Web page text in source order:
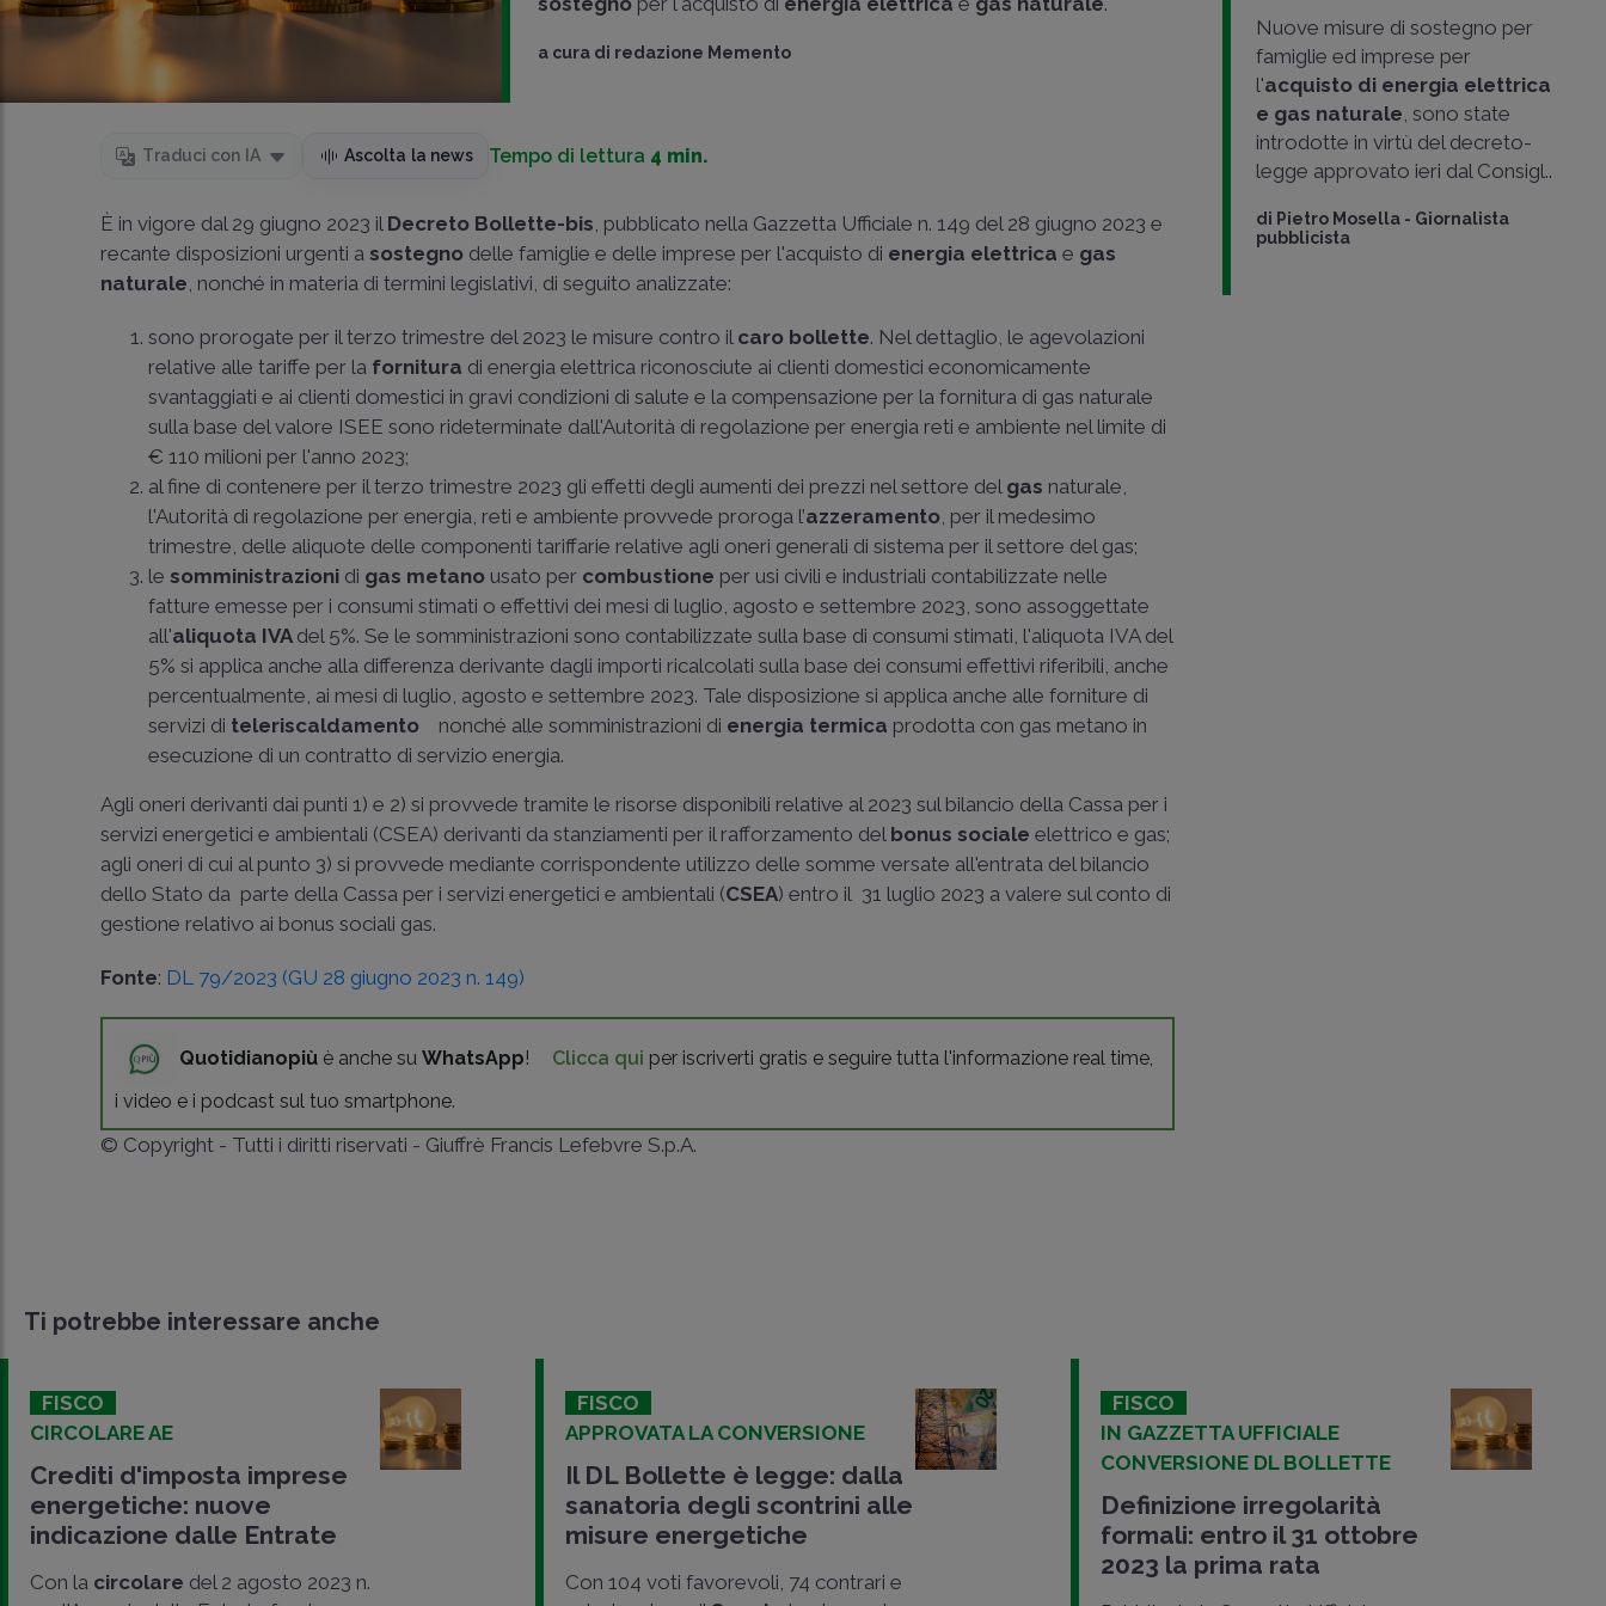
a cura di redazione Memento
Traduci con IA Ascolta la news Tempo di lettura 4 min.
È in vigore dal 29 giugno 2023 il Decreto Bollette-bis, pubblicato nella Gazzetta Ufficiale n. 149 del 28 giugno 2023 e
recante disposizioni urgenti a sostegno delle famiglie e delle imprese per l'acquisto di energia elettrica e gas
naturale, nonché in materia di termini legislativi, di seguito analizzate:
sono prorogate per il terzo trimestre del 2023 le misure contro il caro bollette. Nel dettaglio, le agevolazioni
relative alle tariffe per la fornitura di energia elettrica riconosciute ai clienti domestici economicamente
svantaggiati e ai clienti domestici in gravi condizioni di salute e la compensazione per la fornitura di gas naturale
sulla base del valore ISEE sono rideterminate dall'Autorità di regolazione per energia reti e ambiente nel limite di
€ 110 milioni per l'anno 2023;
al fine di contenere per il terzo trimestre 2023 gli effetti degli aumenti dei prezzi nel settore del gas naturale,
l'Autorità di regolazione per energia, reti e ambiente provvede proroga l’azzeramento, per il medesimo
trimestre, delle aliquote delle componenti tariffarie relative agli oneri generali di sistema per il settore del gas;
le somministrazioni di gas metano usato per combustione per usi civili e industriali contabilizzate nelle
fatture emesse per i consumi stimati o effettivi dei mesi di luglio, agosto e settembre 2023, sono assoggettate
all'aliquota IVA del 5%. Se le somministrazioni sono contabilizzate sulla base di consumi stimati, l'aliquota IVA del
5% si applica anche alla differenza derivante dagli importi ricalcolati sulla base dei consumi effettivi riferibili, anche
percentualmente, ai mesi di luglio, agosto e settembre 2023. Tale disposizione si applica anche alle forniture di
servizi di teleriscaldamento nonché alle somministrazioni di energia termica prodotta con gas metano in
esecuzione di un contratto di servizio energia.
Agli oneri derivanti dai punti 1) e 2) si provvede tramite le risorse disponibili relative al 2023 sul bilancio della Cassa per i
servizi energetici e ambientali (CSEA) derivanti da stanziamenti per il rafforzamento del bonus sociale elettrico e gas;
agli oneri di cui al punto 3) si provvede mediante corrispondente utilizzo delle somme versate all'entrata del bilancio
dello Stato da parte della Cassa per i servizi energetici e ambientali (CSEA) entro il 31 luglio 2023 a valere sul conto di
gestione relativo ai bonus sociali gas.
Fonte: DL 79/2023 (GU 28 giugno 2023 n. 149)
Quotidianopiù è anche suWhatsApp! Clicca qui per iscriverti gratis e seguire tutta l'informazione real time,
i video e i podcast sul tuo smartphone.
© Copyright - Tutti i diritti riservati - Giuffrè Francis Lefebvre S.p.A.
Nuove misure di sostegno per
famiglie ed imprese per
l'acquisto di energia elettrica
e gas naturale, sono state
introdotte in virtù del decreto-
legge approvato ieri dal Consigl..
di Pietro Mosella - Giornalista
pubblicista
Ti potrebbe interessare anche
FISCO
CIRCOLARE AE
Crediti d'imposta imprese
energetiche: nuove
indicazione dalle Entrate
Con la circolare del 2 agosto 2023 n.
FISCO
APPROVATA LA CONVERSIONE
Il DL Bollette è legge: dalla
sanatoria degli scontrini alle
misure energetiche
Con 104 voti favorevoli, 74 contrari e
FISCO
IN GAZZETTA UFFICIALE
CONVERSIONE DL BOLLETTE
Definizione irregolarità
formali: entro il 31 ottobre
2023 la prima rata